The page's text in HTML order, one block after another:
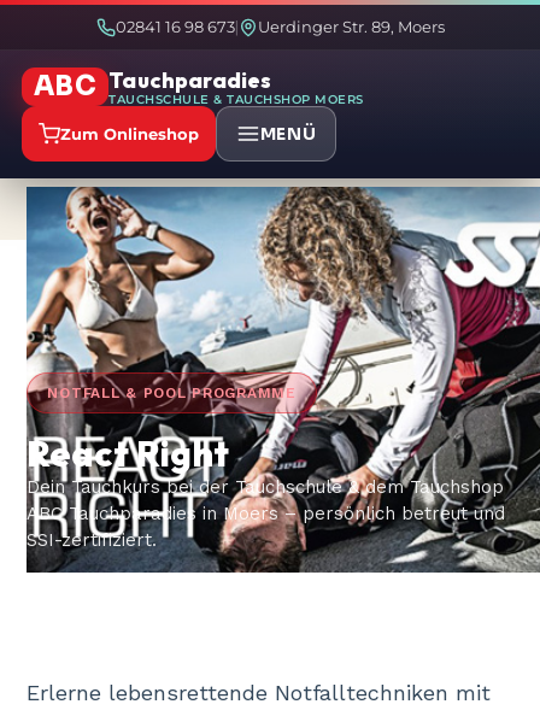
02841 16 98 673| Uerdinger Str. 89, Moers
ABC Tauchparadies
TAUCHSCHULE & TAUCHSHOP MOERS
Zum Onlineshop MENÜ
Start / Tauchkurse / React Right
NOTFALL & POOL PROGRAMME
React Right
Dein Tauchkurs bei der Tauchschule & dem Tauchshop
ABC Tauchparadies in Moers – persönlich betreut und
SSI-zertifiziert.
Erlerne lebensrettende Notfalltechniken mit